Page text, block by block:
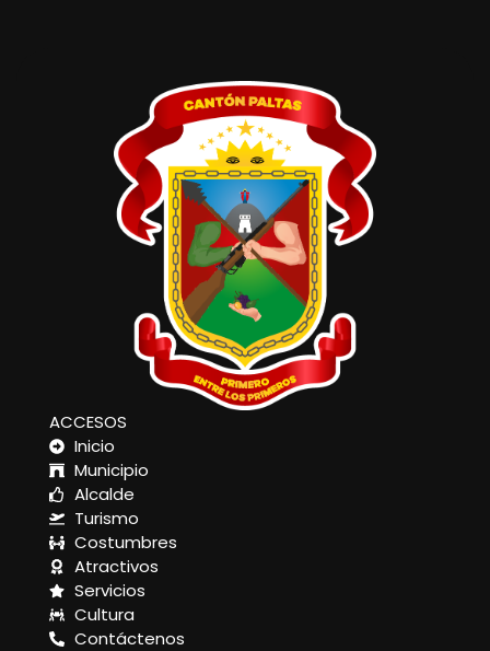
ACCESOS
Inicio
Municipio
Alcalde
Turismo
Costumbres
Atractivos
Servicios
Cultura
Contáctenos